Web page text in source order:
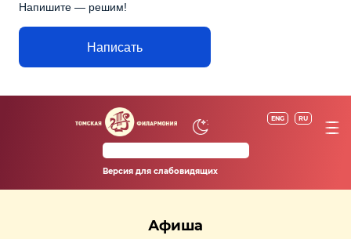
Напишите — решим!
Написать
ENG RU
Версия для слабовидящих
Афиша